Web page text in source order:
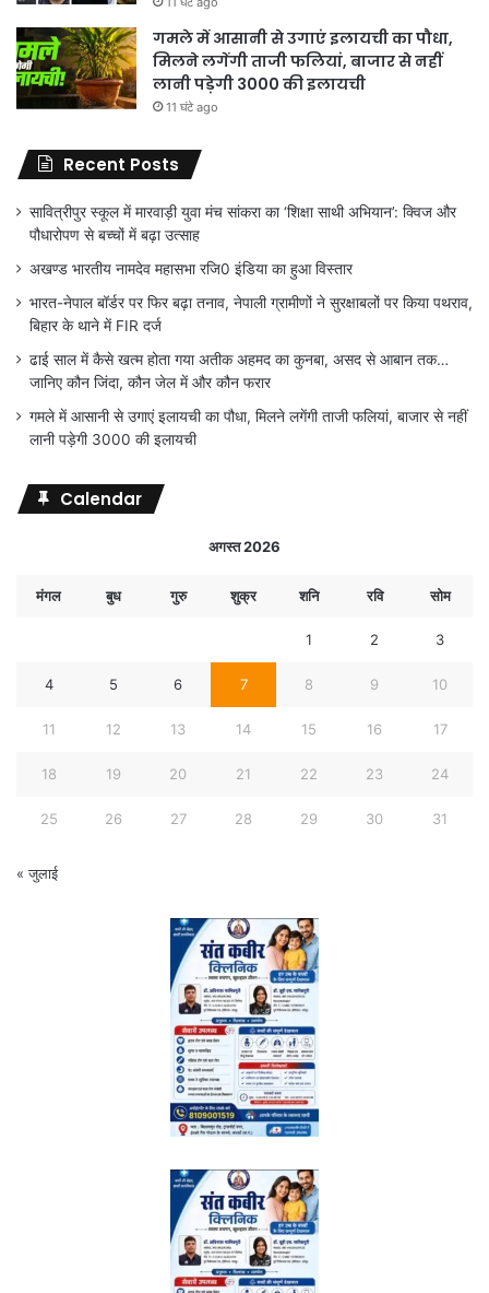
गमले में आसानी से उगाएं इलायची का पौधा,
मिलने लगेंगी ताजी फलियां, बाजार से नहीं
लानी पड़ेगी 3000 की इलायची
11 घंटे ago
Recent Posts
सावित्रीपुर स्कूल में मारवाड़ी युवा मंच सांकरा का ‘शिक्षा साथी अभियान’: क्विज और
पौधारोपण से बच्चों में बढ़ा उत्साह
अखण्ड भारतीय नामदेव महासभा रजि0 इंडिया का हुआ विस्तार
भारत-नेपाल बॉर्डर पर फिर बढ़ा तनाव, नेपाली ग्रामीणों ने सुरक्षाबलों पर किया पथराव,
बिहार के थाने में FIR दर्ज
ढाई साल में कैसे खत्म होता गया अतीक अहमद का कुनबा, असद से आबान तक…
जानिए कौन जिंदा, कौन जेल में और कौन फरार
गमले में आसानी से उगाएं इलायची का पौधा, मिलने लगेंगी ताजी फलियां, बाजार से नहीं
लानी पड़ेगी 3000 की इलायची
Calendar
अगस्त 2026
मंगल बुध गुरु शुक्र शनि रवि सोम
1 2 3
4 5 6 7 8 9 10
11 12 13 14 15 16 17
18 19 20 21 22 23 24
25 26 27 28 29 30 31
« जुलाई